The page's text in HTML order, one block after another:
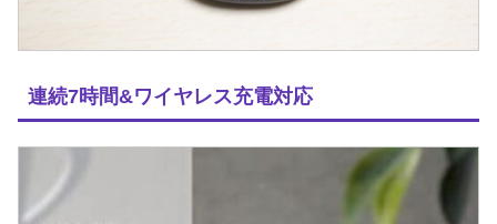
連続7時間&ワイヤレス充電対応